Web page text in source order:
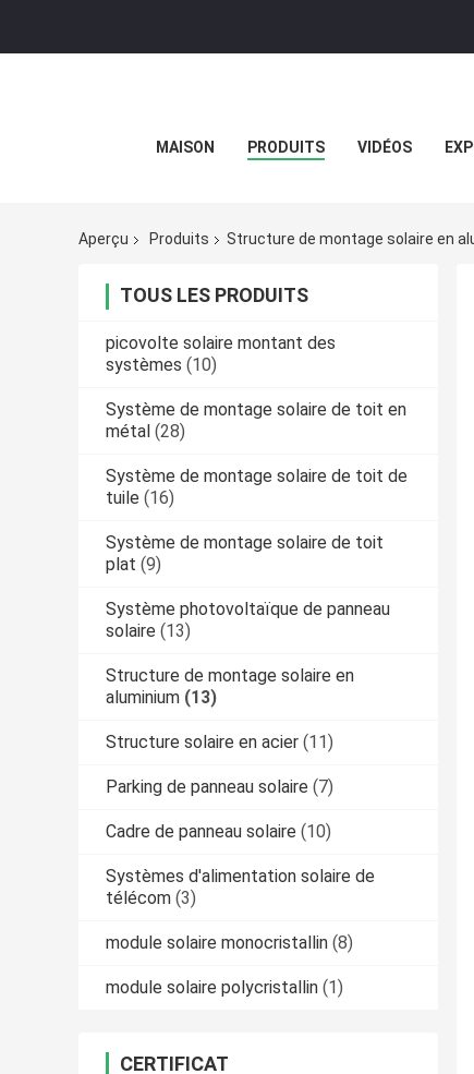
MAISON PRODUITS VIDÉOS
Aperçu Produits Structure de montage solaire en
TOUS LES PRODUITS
picovolte solaire montant des
systèmes (10)
Système de montage solaire de toit en
métal (28)
Système de montage solaire de toit de
tuile (16)
Système de montage solaire de toit
plat (9)
Système photovoltaïque de panneau
solaire (13)
Structure de montage solaire en
aluminium (13)
Structure solaire en acier (11)
Parking de panneau solaire (7)
Cadre de panneau solaire (10)
Systèmes d'alimentation solaire de
télécom (3)
module solaire monocristallin (8)
module solaire polycristallin (1)
CERTIFICAT